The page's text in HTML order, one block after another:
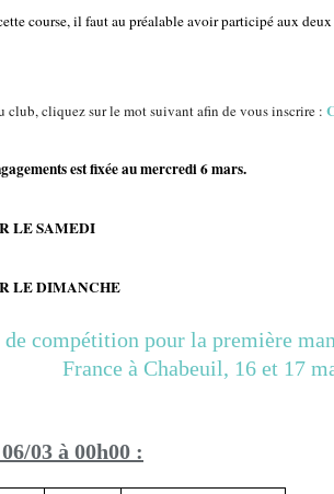
course, il faut au préalable avoir participé aux
club, cliquez sur le mot suivant afin de vous inscrire :
est fixée au mercredi 6 mars.
LE SAMEDI
LE DIMANCHE
03 à 00h00 :